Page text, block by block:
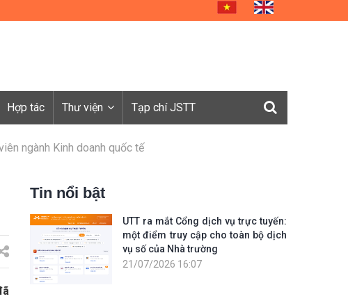
Hợp tác Thư viện Tạp chí JSTT
ngành Kinh doanh quốc tế
Tin nổi bật
UTT ra mắt Cổng dịch vụ trực tuyến:
một điểm truy cập cho toàn bộ dịch
vụ số của Nhà trường
21/07/2026 16:07